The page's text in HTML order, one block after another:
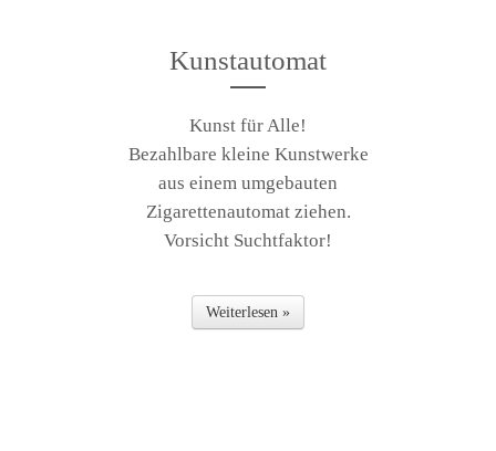
Kunstautomat
Kunst für Alle!
Bezahlbare kleine Kunstwerke
aus einem umgebauten
Zigarettenautomat ziehen.
Vorsicht Suchtfaktor!
Weiterlesen »